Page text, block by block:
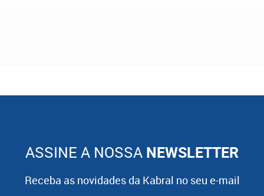
ASSINE A NOSSA NEWSLETTER
Receba as novidades da Kabral no seu e-mail